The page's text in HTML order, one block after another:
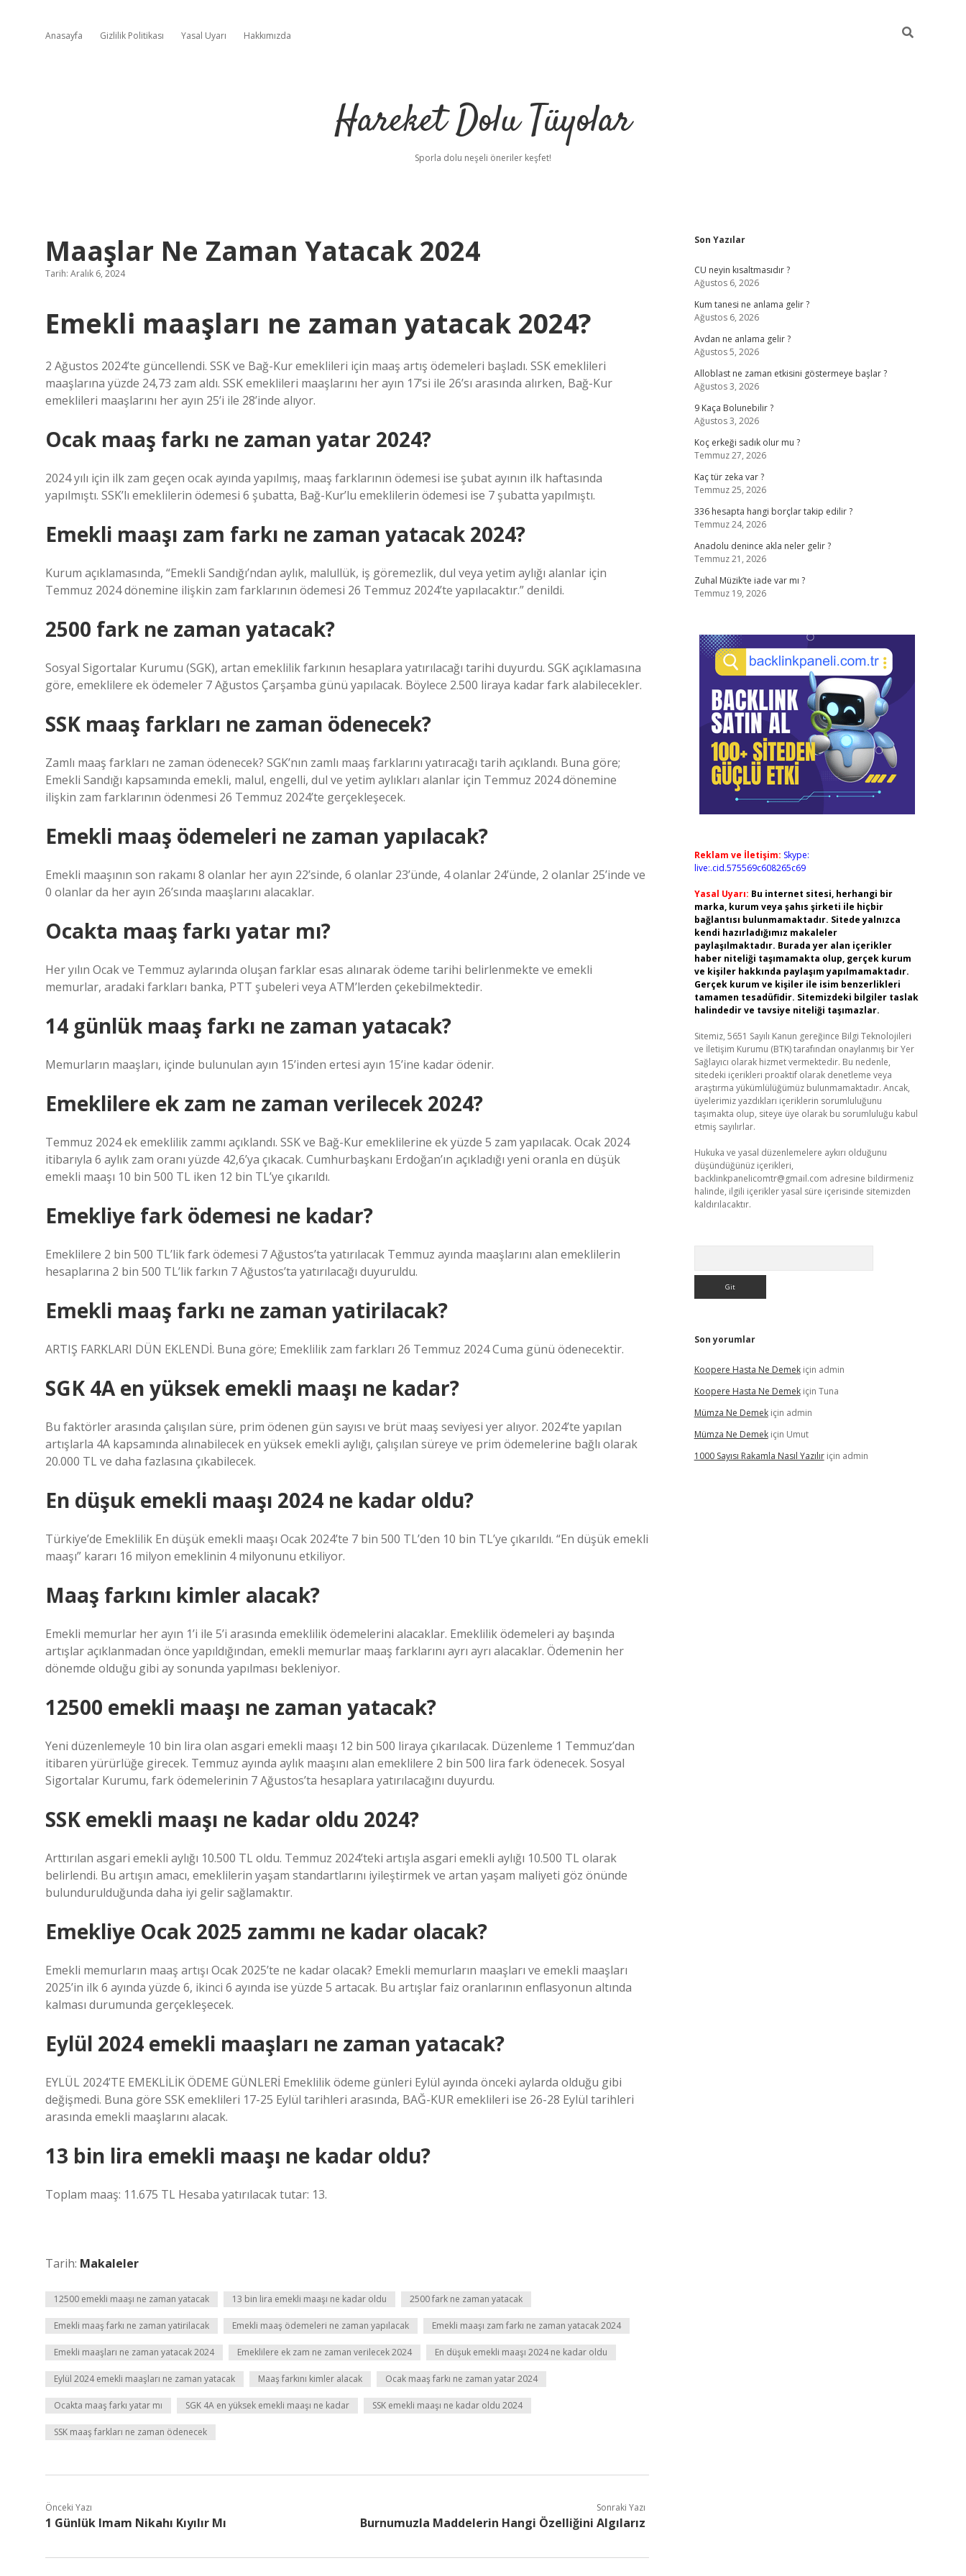
Anasayfa Gizlilik Politikası Yasal Uyarı Hakkımızda
Hareket Dolu Tüyolar
Sporla dolu neşeli öneriler keşfet!
Maaşlar Ne Zaman Yatacak 2024
Tarih: Aralık 6, 2024
Emekli maaşları ne zaman yatacak 2024?
2 Ağustos 2024’te güncellendi. SSK ve Bağ-Kur emeklileri için maaş artış ödemeleri başladı. SSK emeklileri
maaşlarına yüzde 24,73 zam aldı. SSK emeklileri maaşlarını her ayın 17’si ile 26’sı arasında alırken, Bağ-Kur
emeklileri maaşlarını her ayın 25’i ile 28’inde alıyor.
Ocak maaş farkı ne zaman yatar 2024?
2024 yılı için ilk zam geçen ocak ayında yapılmış, maaş farklarının ödemesi ise şubat ayının ilk haftasında
yapılmıştı. SSK’lı emeklilerin ödemesi 6 şubatta, Bağ-Kur’lu emeklilerin ödemesi ise 7 şubatta yapılmıştı.
Emekli maaşı zam farkı ne zaman yatacak 2024?
Kurum açıklamasında, “Emekli Sandığı’ndan aylık, malullük, iş göremezlik, dul veya yetim aylığı alanlar için
Temmuz 2024 dönemine ilişkin zam farklarının ödemesi 26 Temmuz 2024’te yapılacaktır.” denildi.
2500 fark ne zaman yatacak?
Sosyal Sigortalar Kurumu (SGK), artan emeklilik farkının hesaplara yatırılacağı tarihi duyurdu. SGK açıklamasına
göre, emeklilere ek ödemeler 7 Ağustos Çarşamba günü yapılacak. Böylece 2.500 liraya kadar fark alabilecekler.
SSK maaş farkları ne zaman ödenecek?
Zamlı maaş farkları ne zaman ödenecek? SGK’nın zamlı maaş farklarını yatıracağı tarih açıklandı. Buna göre;
Emekli Sandığı kapsamında emekli, malul, engelli, dul ve yetim aylıkları alanlar için Temmuz 2024 dönemine
ilişkin zam farklarının ödenmesi 26 Temmuz 2024’te gerçekleşecek.
Emekli maaş ödemeleri ne zaman yapılacak?
Emekli maaşının son rakamı 8 olanlar her ayın 22’sinde, 6 olanlar 23’ünde, 4 olanlar 24’ünde, 2 olanlar 25’inde ve
0 olanlar da her ayın 26’sında maaşlarını alacaklar.
Ocakta maaş farkı yatar mı?
Her yılın Ocak ve Temmuz aylarında oluşan farklar esas alınarak ödeme tarihi belirlenmekte ve emekli
memurlar, aradaki farkları banka, PTT şubeleri veya ATM’lerden çekebilmektedir.
14 günlük maaş farkı ne zaman yatacak?
Memurların maaşları, içinde bulunulan ayın 15’inden ertesi ayın 15’ine kadar ödenir.
Emeklilere ek zam ne zaman verilecek 2024?
Temmuz 2024 ek emeklilik zammı açıklandı. SSK ve Bağ-Kur emeklilerine ek yüzde 5 zam yapılacak. Ocak 2024
itibarıyla 6 aylık zam oranı yüzde 42,6’ya çıkacak. Cumhurbaşkanı Erdoğan’ın açıkladığı yeni oranla en düşük
emekli maaşı 10 bin 500 TL iken 12 bin TL’ye çıkarıldı.
Emekliye fark ödemesi ne kadar?
Emeklilere 2 bin 500 TL’lik fark ödemesi 7 Ağustos’ta yatırılacak Temmuz ayında maaşlarını alan emeklilerin
hesaplarına 2 bin 500 TL’lik farkın 7 Ağustos’ta yatırılacağı duyuruldu.
Emekli maaş farkı ne zaman yatirilacak?
ARTIŞ FARKLARI DÜN EKLENDİ. Buna göre; Emeklilik zam farkları 26 Temmuz 2024 Cuma günü ödenecektir.
SGK 4A en yüksek emekli maaşı ne kadar?
Bu faktörler arasında çalışılan süre, prim ödenen gün sayısı ve brüt maaş seviyesi yer alıyor. 2024’te yapılan
artışlarla 4A kapsamında alınabilecek en yüksek emekli aylığı, çalışılan süreye ve prim ödemelerine bağlı olarak
20.000 TL ve daha fazlasına çıkabilecek.
En düşuk emekli maaşı 2024 ne kadar oldu?
Türkiye’de Emeklilik En düşük emekli maaşı Ocak 2024’te 7 bin 500 TL’den 10 bin TL’ye çıkarıldı. “En düşük emekli
maaşı” kararı 16 milyon emeklinin 4 milyonunu etkiliyor.
Maaş farkını kimler alacak?
Emekli memurlar her ayın 1’i ile 5’i arasında emeklilik ödemelerini alacaklar. Emeklilik ödemeleri ay başında
artışlar açıklanmadan önce yapıldığından, emekli memurlar maaş farklarını ayrı ayrı alacaklar. Ödemenin her
dönemde olduğu gibi ay sonunda yapılması bekleniyor.
12500 emekli maaşı ne zaman yatacak?
Yeni düzenlemeyle 10 bin lira olan asgari emekli maaşı 12 bin 500 liraya çıkarılacak. Düzenleme 1 Temmuz’dan
itibaren yürürlüğe girecek. Temmuz ayında aylık maaşını alan emeklilere 2 bin 500 lira fark ödenecek. Sosyal
Sigortalar Kurumu, fark ödemelerinin 7 Ağustos’ta hesaplara yatırılacağını duyurdu.
SSK emekli maaşı ne kadar oldu 2024?
Arttırılan asgari emekli aylığı 10.500 TL oldu. Temmuz 2024’teki artışla asgari emekli aylığı 10.500 TL olarak
belirlendi. Bu artışın amacı, emeklilerin yaşam standartlarını iyileştirmek ve artan yaşam maliyeti göz önünde
bulundurulduğunda daha iyi gelir sağlamaktır.
Emekliye Ocak 2025 zammı ne kadar olacak?
Emekli memurların maaş artışı Ocak 2025’te ne kadar olacak? Emekli memurların maaşları ve emekli maaşları
2025’in ilk 6 ayında yüzde 6, ikinci 6 ayında ise yüzde 5 artacak. Bu artışlar faiz oranlarının enflasyonun altında
kalması durumunda gerçekleşecek.
Eylül 2024 emekli maaşları ne zaman yatacak?
EYLÜL 2024’TE EMEKLİLİK ÖDEME GÜNLERİ Emeklilik ödeme günleri Eylül ayında önceki aylarda olduğu gibi
değişmedi. Buna göre SSK emeklileri 17-25 Eylül tarihleri ​​arasında, BAĞ-KUR emeklileri ise 26-28 Eylül tarihleri ​​
arasında emekli maaşlarını alacak.
13 bin lira emekli maaşı ne kadar oldu?
Toplam maaş: 11.675 TL Hesaba yatırılacak tutar: 13.
Tarih: Makaleler
12500 emekli maaşı ne zaman yatacak 13 bin lira emekli maaşı ne kadar oldu 2500 fark ne zaman yatacak
Emekli maaş farkı ne zaman yatirilacak Emekli maaş ödemeleri ne zaman yapılacak Emekli maaşı zam farkı ne zaman yatacak 2024
Emekli maaşları ne zaman yatacak 2024 Emeklilere ek zam ne zaman verilecek 2024 En düşuk emekli maaşı 2024 ne kadar oldu
Eylül 2024 emekli maaşları ne zaman yatacak Maaş farkını kimler alacak Ocak maaş farkı ne zaman yatar 2024
Ocakta maaş farkı yatar mı SGK 4A en yüksek emekli maaşı ne kadar SSK emekli maaşı ne kadar oldu 2024
SSK maaş farkları ne zaman ödenecek
Önceki Yazı
1 Günlük Imam Nikahı Kıyılır Mı
Sonraki Yazı
Burnumuzla Maddelerin Hangi Özelliğini Algılarız
Sidebar
Son Yazılar
CU neyin kısaltmasıdır ?
Ağustos 6, 2026
Kum tanesi ne anlama gelir ?
Ağustos 6, 2026
Avdan ne anlama gelir ?
Ağustos 5, 2026
Alloblast ne zaman etkisini göstermeye başlar ?
Ağustos 3, 2026
9 Kaça Bolunebilir ?
Ağustos 3, 2026
Koç erkeği sadık olur mu ?
Temmuz 27, 2026
Kaç tür zeka var ?
Temmuz 25, 2026
336 hesapta hangi borçlar takip edilir ?
Temmuz 24, 2026
Anadolu denince akla neler gelir ?
Temmuz 21, 2026
Zuhal Müzik’te iade var mı ?
Temmuz 19, 2026
Reklam ve İletişim: Skype:
live:.cid.575569c608265c69
Yasal Uyarı: Bu internet sitesi, herhangi bir
marka, kurum veya şahıs şirketi ile hiçbir
bağlantısı bulunmamaktadır. Sitede yalnızca
kendi hazırladığımız makaleler
paylaşılmaktadır. Burada yer alan içerikler
haber niteliği taşımamakta olup, gerçek kurum
ve kişiler hakkında paylaşım yapılmamaktadır.
Gerçek kurum ve kişiler ile isim benzerlikleri
tamamen tesadüfidir. Sitemizdeki bilgiler taslak
halindedir ve tavsiye niteliği taşımazlar.
Sitemiz, 5651 Sayılı Kanun gereğince Bilgi Teknolojileri
ve İletişim Kurumu (BTK) tarafından onaylanmış bir Yer
Sağlayıcı olarak hizmet vermektedir. Bu nedenle,
sitedeki içerikleri proaktif olarak denetleme veya
araştırma yükümlülüğümüz bulunmamaktadır. Ancak,
üyelerimiz yazdıkları içeriklerin sorumluluğunu
taşımakta olup, siteye üye olarak bu sorumluluğu kabul
etmiş sayılırlar.
Hukuka ve yasal düzenlemelere aykırı olduğunu
düşündüğünüz içerikleri,
backlinkpanelicomtr@gmail.com adresine bildirmeniz
halinde, ilgili içerikler yasal süre içerisinde sitemizden
kaldırılacaktır.
Son yorumlar
Koopere Hasta Ne Demekiçin admin
Koopere Hasta Ne Demekiçin Tuna
Mümza Ne Demekiçin admin
Mümza Ne Demekiçin Umut
1000 Sayısı Rakamla Nasıl Yazılıriçin admin